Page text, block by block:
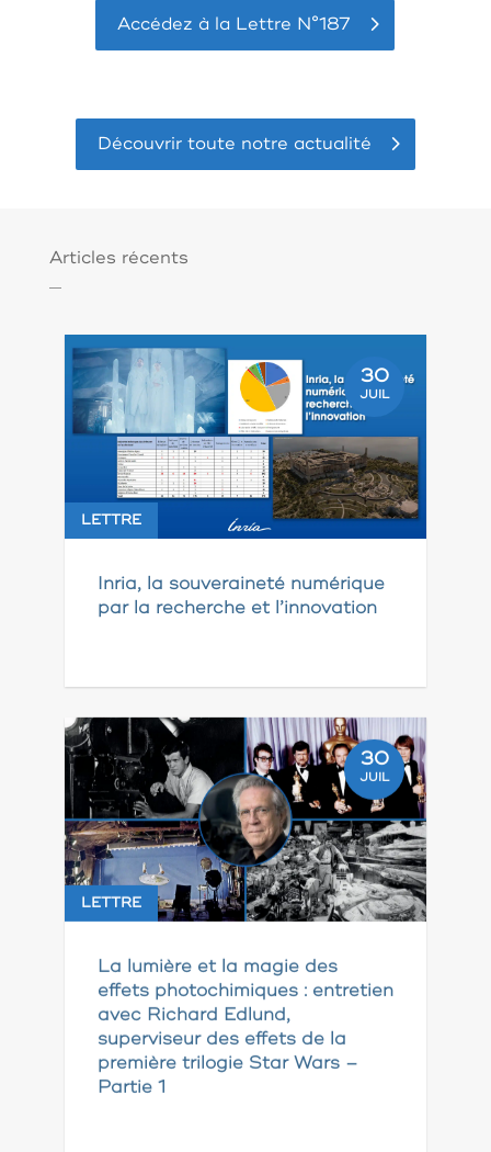
Accédez à la Lettre N°187
Découvrir toute notre actualité
Articles récents
30
JUIL
LETTRE
Inria, la souveraineté numérique
par la recherche et l’innovation
30
JUIL
LETTRE
La lumière et la magie des
effets photochimiques : entretien
avec Richard Edlund,
superviseur des effets de la
première trilogie Star Wars –
Partie 1